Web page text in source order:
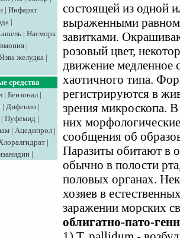
| Инфаркт
|
| Насморк
|
Язва желудка |
средства
| Бензонал |
| Дифенин |
| Пуфемид |
| Ацедипрол |
|
|
состоящей из одной
выраженными
завитками.
розовый цвет,
движение медленное
хаотичного типа.
регистрируются в
зрения микроскопа.
них
сообщения об
Паразиты обитают в
обычно в полости
половых органах.
хозяев в
заражении морских
облигатно-пато-